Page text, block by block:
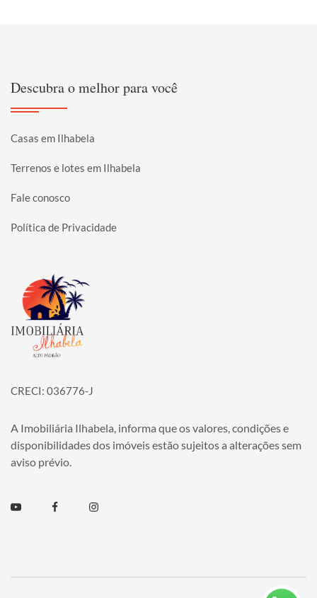
Descubra o melhor para você
Casas em Ilhabela
Terrenos e lotes em Ilhabela
Fale conosco
Política de Privacidade
Página inicial
CRECI: 036776-J
A Imobiliária Ilhabela, informa que os valores, condições e
disponibilidades dos imóveis estão sujeitos a alterações sem
aviso prévio.
Youtube FacebookInstagram